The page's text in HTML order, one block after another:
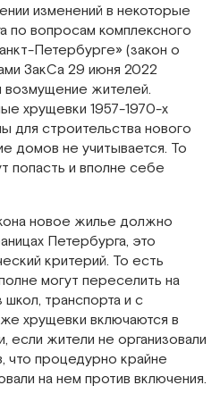
изменений в некоторые
по вопросам комплексного
Петербурге» (закон о
ЗакСа 29 июня 2022
возмущение жителей.
хрущевки 1957-1970-х
для строительства нового
домов не учитывается. То
попасть и вполне себе
новое жилье должно
Петербурга, это
критерий. То есть
могут переселить на
транспорта и с
хрущевки включаются в
если жители не организовали
что процедурно крайне
на нем против включения.